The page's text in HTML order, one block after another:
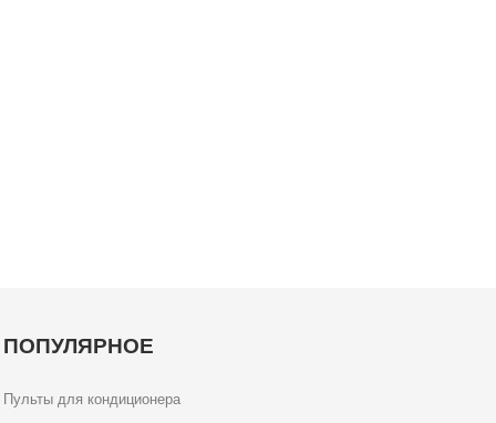
ПОПУЛЯРНОЕ
Пульты для кондиционера